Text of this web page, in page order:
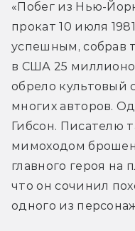
«Побег из Нью-
прокат 10 июля
успешным, собрав
в США 25
обрело культовый
многих авторов.
Гибсон. Писателю
мимоходом
главного героя на
что он сочинил
одного из